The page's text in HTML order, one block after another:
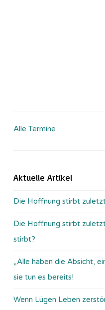
Alle Termine
Aktuelle Artikel
Die Hoffnung stirbt
Die Hoffnung stirbt
stirbt?
„Alle haben die Absicht,
sie tun es bereits!
Wenn Lügen Leben